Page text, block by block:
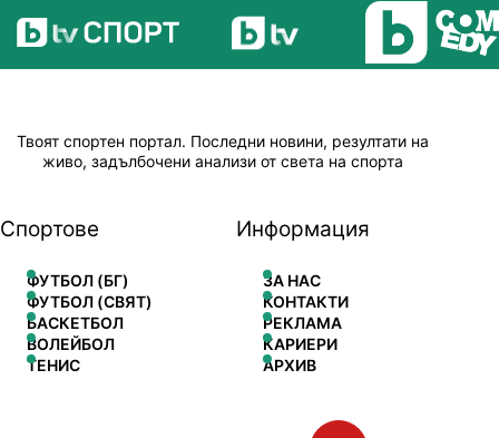
Твоят спортен портал. Последни новини, резултати на
живо, задълбочени анализи от света на спорта
Спортове
ФУТБОЛ (БГ)
ФУТБОЛ (СВЯТ)
БАСКЕТБОЛ
ВОЛЕЙБОЛ
ТЕНИС
Информация
ЗА НАС
КОНТАКТИ
РЕКЛАМА
КАРИЕРИ
АРХИВ